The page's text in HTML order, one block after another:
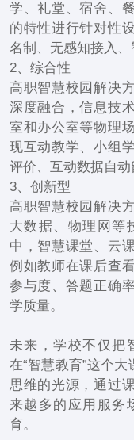
学、礼堂、宿舍、
的特性进行针对性
名制、无感知接入、
2、综合性
高职智慧校园解决
深度融合，信息技
室和办公室等物理
现互动教学、小组
评价、互动数据自动
3、创新型
高职智慧校园解决
大数据、物理网等
中，智慧课堂、云
例如教师在课后查
参与度、答题正确
学质量。
未来，学校不仅把
在“智慧教育”这个
思维的光源，通过
来越多的应用服务
育。